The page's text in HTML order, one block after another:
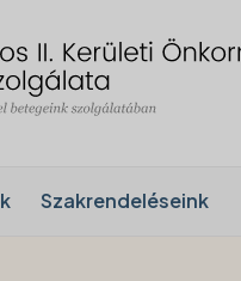
Szakrendeléseink